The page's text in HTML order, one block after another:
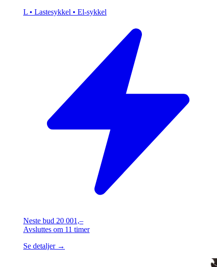
L • Lastesykkel • El-sykkel
Neste bud 20 001,–
Avsluttes om 11 timer
Se detaljer →